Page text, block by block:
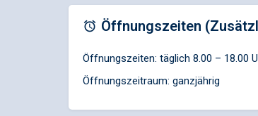
Öffnungszeiten
Öffnungszeiten: täglich 8.00 – 18.00
Öffnungszeitraum: ganzjährig